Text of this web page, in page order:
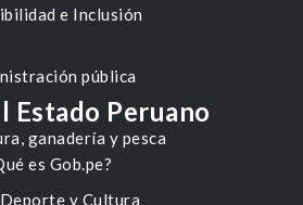
e Inclusión
pública
ganadería y pesca
y Cultura
Estado Peruano
es Gob.pe?